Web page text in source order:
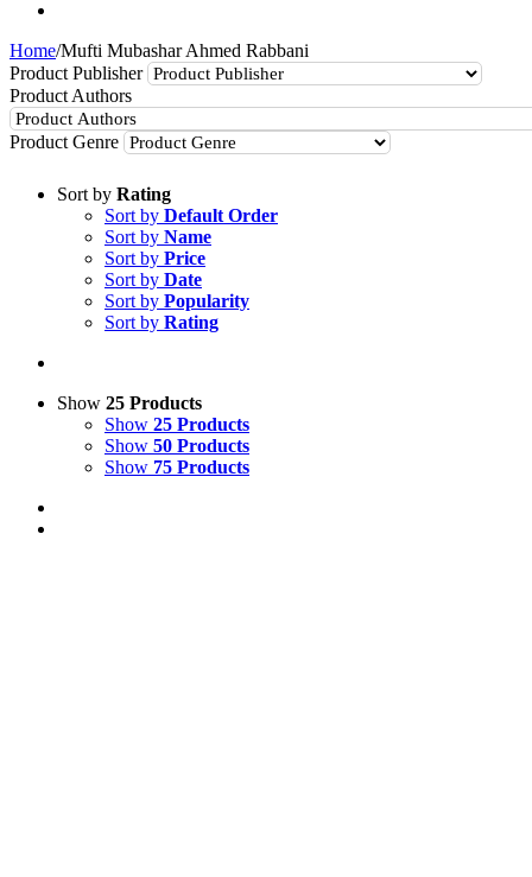
Home/Mufti Mubashar Ahmed Rabbani
Product Publisher
Product Authors
Product Genre
Sort by Rating
Sort by Default Order
Sort by Name
Sort by Price
Sort by Date
Sort by Popularity
Sort by Rating
Show 25 Products
Show 25 Products
Show 50 Products
Show 75 Products